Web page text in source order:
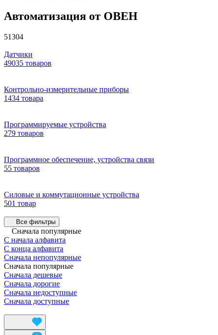
Автоматизация от ОВЕН
51304
Датчики
49035 товаров
Контрольно-измерительные приборы
1434 товара
Программируемые устройства
279 товаров
Программное обеспечение, устройства связи
55 товаров
Силовые и коммутационные устройства
501 товар
Все фильтры
Сначала популярные
С начала алфавита
С конца алфавита
Сначала непопулярные
Сначала популярные
Сначала дешевые
Сначала дорогие
Сначала недоступные
Сначала доступные